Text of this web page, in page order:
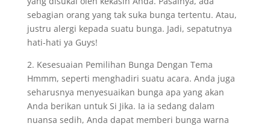
sebagian orang yang tak suka bunga tertentu. Atau,
justru alergi kepada suatu bunga. Jadi, sepatutnya
hati-hati ya Guys!
2. Kesesuaian Pemilihan Bunga Dengan Tema
Hmmm, seperti menghadiri suatu acara. Anda juga
seharusnya menyesuaikan bunga apa yang akan
Anda berikan untuk Si Jika. Ia ia sedang dalam
nuansa sedih, Anda dapat memberi bunga warna